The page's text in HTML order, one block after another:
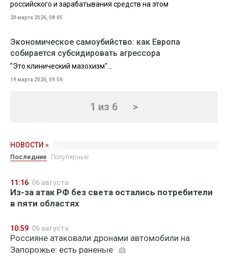
российского и зарабатывания средств на этом
20 марта 2026, 08:05
Экономическое самоубийство: как Европа
собирается субсидировать агрессора
"Это клинический мазохизм"…
19 марта 2026, 09:56
1 из 6 >
НОВОСТИ »
Последние Популярные
11:16 06 августа
Из-за атак РФ без света остались потребители
в пяти областях
10:59 06 августа
Россияне атаковали дронами автомобили на
Запорожье: есть раненые